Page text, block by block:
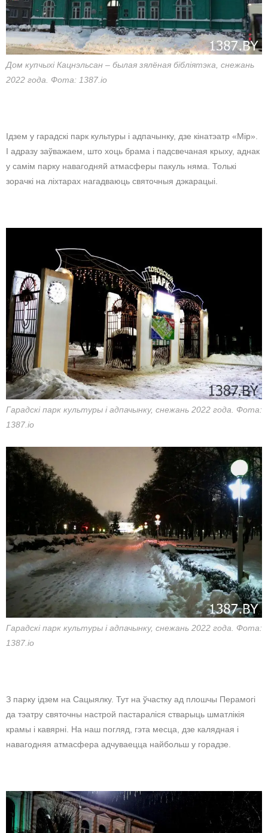
Дом купчыхі Кацнэльсан – былая зялёная бібліятэка, снежань
2022 года. Фота: 1387.io
Ідзем у гарадскі парк культуры і адпачынку, дзе кінатэатр «Мір».
І адразу заўважаем, што хоць брама і падсвечаная крыху, аднак
у самім парку навагодняй атмасферы пакуль няма. Толькі
зорачкі на ліхтарах нагадваюць святочныя дэкарацыі.
Гарадскі парк культуры і адпачынку, снежань 2022 года. Фота:
1387.io
Гарадскі парк культуры і адпачынку, снежань 2022 года. Фота:
1387.io
З парку ідзем на Сацыялку. Тут на ўчастку ад плошчы Перамогі
да тэатру святочны настрой пастараліся стварыць шматлікія
крамы і кавярні. На наш погляд, гэта месца, дзе калядная і
навагодняя атмасфера адчуваецца найбольш у горадзе.